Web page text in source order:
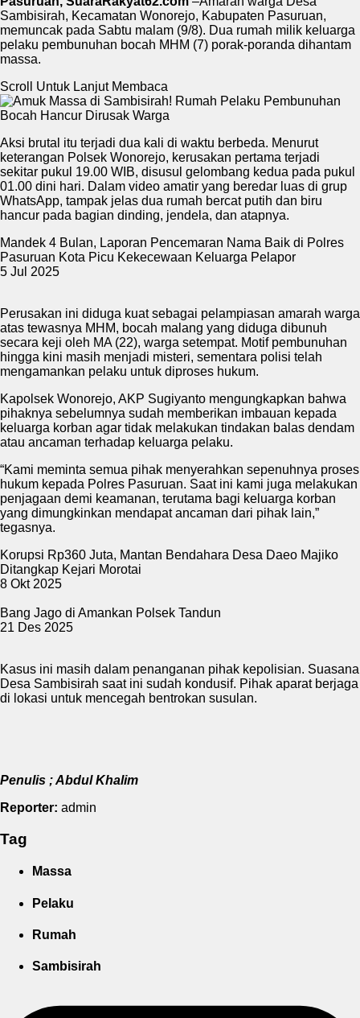
Sambisirah, Kecamatan Wonorejo, Kabupaten Pasuruan,
memuncak pada Sabtu malam (9/8). Dua rumah milik keluarga
pelaku pembunuhan bocah MHM (7) porak-poranda dihantam
massa.
Scroll Untuk Lanjut Membaca
Aksi brutal itu terjadi dua kali di waktu berbeda. Menurut
keterangan Polsek Wonorejo, kerusakan pertama terjadi
sekitar pukul 19.00 WIB, disusul gelombang kedua pada pukul
01.00 dini hari. Dalam video amatir yang beredar luas di grup
WhatsApp, tampak jelas dua rumah bercat putih dan biru
hancur pada bagian dinding, jendela, dan atapnya.
Mandek 4 Bulan, Laporan Pencemaran Nama Baik di Polres
Pasuruan Kota Picu Kekecewaan Keluarga Pelapor
5 Jul 2025
Perusakan ini diduga kuat sebagai pelampiasan amarah warga
atas tewasnya MHM, bocah malang yang diduga dibunuh
secara keji oleh MA (22), warga setempat. Motif pembunuhan
hingga kini masih menjadi misteri, sementara polisi telah
mengamankan pelaku untuk diproses hukum.
Kapolsek Wonorejo, AKP Sugiyanto mengungkapkan bahwa
pihaknya sebelumnya sudah memberikan imbauan kepada
keluarga korban agar tidak melakukan tindakan balas dendam
atau ancaman terhadap keluarga pelaku.
“Kami meminta semua pihak menyerahkan sepenuhnya proses
hukum kepada Polres Pasuruan. Saat ini kami juga melakukan
penjagaan demi keamanan, terutama bagi keluarga korban
yang dimungkinkan mendapat ancaman dari pihak lain,”
tegasnya.
Korupsi Rp360 Juta, Mantan Bendahara Desa Daeo Majiko
Ditangkap Kejari Morotai
8 Okt 2025
Bang Jago di Amankan Polsek Tandun
21 Des 2025
Kasus ini masih dalam penanganan pihak kepolisian. Suasana
Desa Sambisirah saat ini sudah kondusif. Pihak aparat berjaga
di lokasi untuk mencegah bentrokan susulan.
Penulis ; Abdul Khalim
Reporter: admin
Tag
Massa
Pelaku
Rumah
Sambisirah